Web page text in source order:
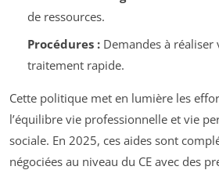
de ressources.
Procédures :Demandes à réaliser
traitement rapide.
Cette politique met en lumière les
l’équilibre vie professionnelle et vie
sociale. En 2025, ces aides sont
négociées au niveau du CE avec des